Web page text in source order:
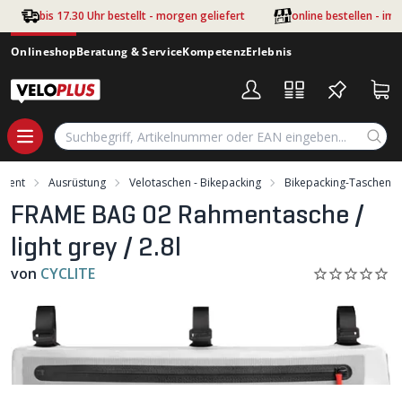
Zum Hauptinhalt springen
bis 17.30 Uhr bestellt - morgen geliefert online bestellen - im
OnlineshopBeratung & ServiceKompetenzErlebnis
Ausrüstung Velotaschen - Bikepacking Bikepacking-Taschen
FRAME BAG 02 Rahmentasche /
light grey / 2.8l
von CYCLITE